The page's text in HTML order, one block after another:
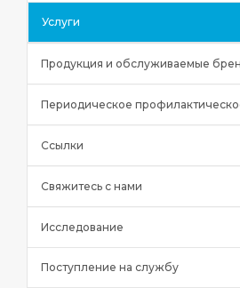
Услуги
Продукция и обслуживаемые
Периодическое
Ссылки
Свяжитесь с нами
Исследование
Поступление на службу